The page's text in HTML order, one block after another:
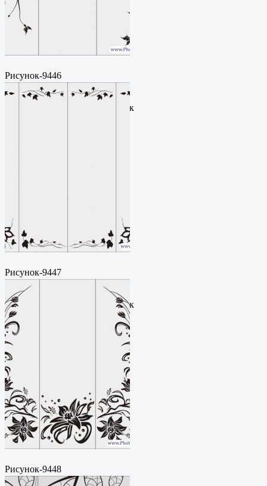
Рисунок-9446
Пескоструйный
рисунокФормат: cdrЦена: 200
руб.Метки: векторный рисунок
Рисунок-9447
Пескоструйный
рисунокФормат: cdrЦена: 200
руб.Метки: векторный рисунок
Рисунок-9448
Пескоструйный